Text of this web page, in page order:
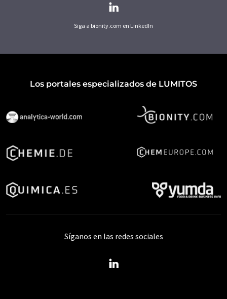
Siga a bionity.com en LinkedIn
Los portales especializados de LUMITOS
Síganos en las redes sociales